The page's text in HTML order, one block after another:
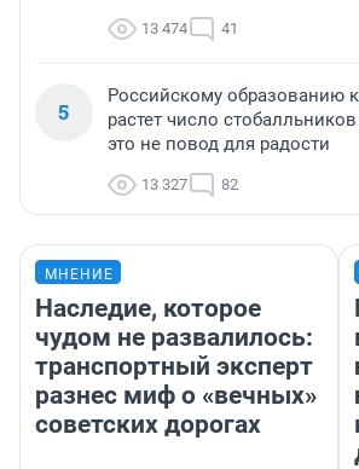
13 474 41
5
Российскому образованию
растет число
это не повод для радости
13 327 82
МНЕНИЕ
Наследие, которое
чудом не развалилось:
транспортный эксперт
разнес миф о «вечных»
советских дорогах